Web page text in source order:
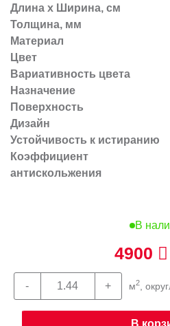
Длина х Ширина, см
Толщина, мм
Материал
Цвет
Вариативность цвета
Назначение
Поверхность
Дизайн
Устойчивость к истиранию
Коэффициент
антискольжения
В
4900
м2,